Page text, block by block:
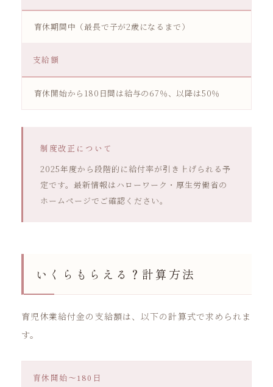
育休期間中（最長で子が2歳になるまで）
支給額
育休開始から180日間は給与の67％、以降は50％
制度改正について
2025年度から段階的に給付率が引き上げられる予
定です。最新情報はハローワーク・厚生労働省の
ホームページでご確認ください。
いくらもらえる？計算方法
育児休業給付金の支給額は、以下の計算式で求められま
す。
育休開始〜180日